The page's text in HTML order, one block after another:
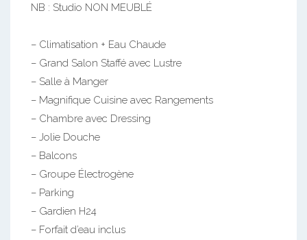
NB : Studio NON MEUBLÉ
– Climatisation + Eau Chaude
– Grand Salon Staffé avec Lustre
– Salle à Manger
– Magnifique Cuisine avec Rangements
– Chambre avec Dressing
– Jolie Douche
– Balcons
– Groupe Électrogène
– Parking
– Gardien H24
– Forfait d’eau inclus